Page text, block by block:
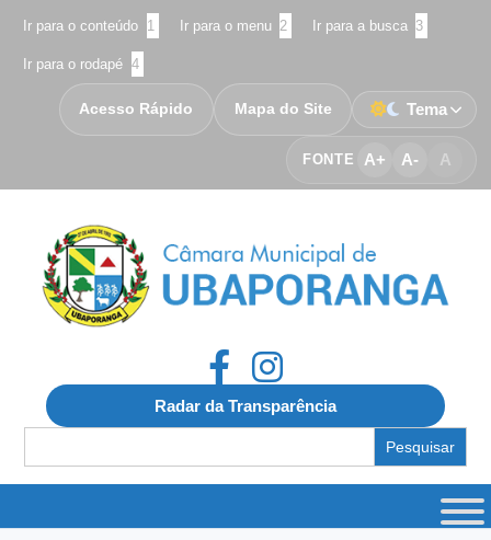
Ir para o conteúdo 1 Ir para o menu 2 Ir para a busca 3
Ir para o rodapé 4
FONTE A+ A- A
Acesso Rápido Mapa do Site Tema
Radar da Transparência
for: